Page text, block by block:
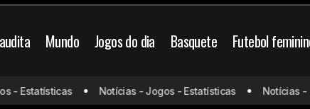
Mundo Jogos do dia Basquete Futebol
Brasil Mercado da bola Veja quem sai e quem fica no Botafogo
Notícias - Jogos - Estatísticas Notícias -